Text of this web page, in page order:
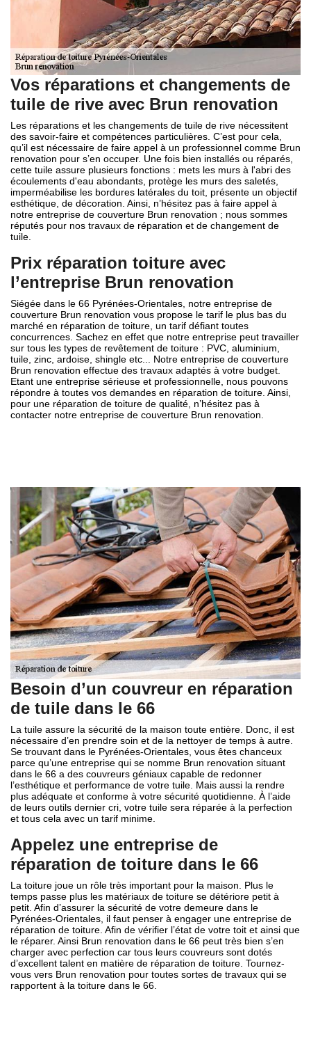
Vos réparations et changements de
tuile de rive avec Brun renovation
Les réparations et les changements de tuile de rive nécessitent
des savoir-faire et compétences particulières. C’est pour cela,
qu’il est nécessaire de faire appel à un professionnel comme Brun
renovation pour s’en occuper. Une fois bien installés ou réparés,
cette tuile assure plusieurs fonctions : mets les murs à l'abri des
écoulements d'eau abondants, protège les murs des saletés,
imperméabilise les bordures latérales du toit, présente un objectif
esthétique, de décoration. Ainsi, n’hésitez pas à faire appel à
notre entreprise de couverture Brun renovation ; nous sommes
réputés pour nos travaux de réparation et de changement de
tuile.
Prix réparation toiture avec
l’entreprise Brun renovation
Siégée dans le 66 Pyrénées-Orientales, notre entreprise de
couverture Brun renovation vous propose le tarif le plus bas du
marché en réparation de toiture, un tarif défiant toutes
concurrences. Sachez en effet que notre entreprise peut travailler
sur tous les types de revêtement de toiture : PVC, aluminium,
tuile, zinc, ardoise, shingle etc... Notre entreprise de couverture
Brun renovation effectue des travaux adaptés à votre budget.
Etant une entreprise sérieuse et professionnelle, nous pouvons
répondre à toutes vos demandes en réparation de toiture. Ainsi,
pour une réparation de toiture de qualité, n’hésitez pas à
contacter notre entreprise de couverture Brun renovation.
Besoin d’un couvreur en réparation
de tuile dans le 66
La tuile assure la sécurité de la maison toute entière. Donc, il est
nécessaire d’en prendre soin et de la nettoyer de temps à autre.
Se trouvant dans le Pyrénées-Orientales, vous êtes chanceux
parce qu’une entreprise qui se nomme Brun renovation situant
dans le 66 a des couvreurs géniaux capable de redonner
l’esthétique et performance de votre tuile. Mais aussi la rendre
plus adéquate et conforme à votre sécurité quotidienne. À l’aide
de leurs outils dernier cri, votre tuile sera réparée à la perfection
et tous cela avec un tarif minime.
Appelez une entreprise de
réparation de toiture dans le 66
La toiture joue un rôle très important pour la maison. Plus le
temps passe plus les matériaux de toiture se détériore petit à
petit. Afin d’assurer la sécurité de votre demeure dans le
Pyrénées-Orientales, il faut penser à engager une entreprise de
réparation de toiture. Afin de vérifier l’état de votre toit et ainsi que
le réparer. Ainsi Brun renovation dans le 66 peut très bien s’en
charger avec perfection car tous leurs couvreurs sont dotés
d’excellent talent en matière de réparation de toiture. Tournez-
vous vers Brun renovation pour toutes sortes de travaux qui se
rapportent à la toiture dans le 66.